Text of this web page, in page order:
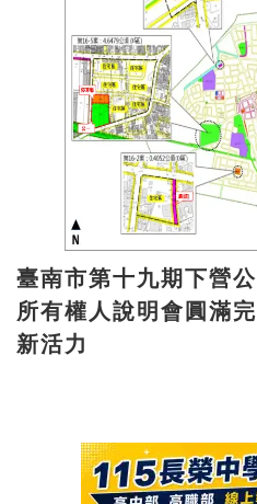
臺南市第十九期下營
所有權人說明會圓滿
新活力